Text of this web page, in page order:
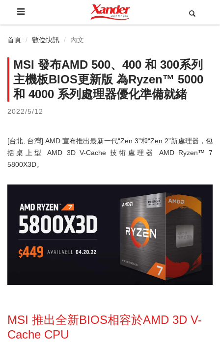
首頁 數位快訊 內文
MSI 發布AMD 500、400 和 300系列
主機板BIOS更新版 為Ryzen™ 5000
和 4000 系列處理器優化準備就緒
2022/5/12
[台北, 台灣] AMD 宣布推出最新一代“Zen 3”和“Zen 2”新處理器，包
括桌上型 AMD 3D V-Cache 技術處理器 AMD Ryzen™ 7
5800X3D。
MSI 推出全新BIOS相容於AMD 3D V-
Cache CPU